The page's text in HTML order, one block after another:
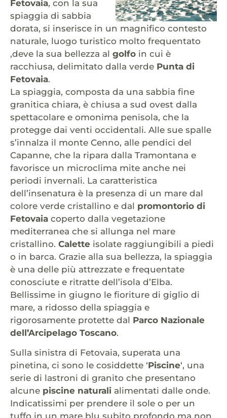
Fetovaia, con la sua
spiaggia di sabbia
dorata, si inserisce in un magnifico contesto
naturale, luogo turistico molto frequentato
,deve la sua bellezza al golfo in cui è
racchiusa, delimitato dalla verde Punta di
Fetovaia.
La spiaggia, composta da una sabbia fine
granitica chiara, è chiusa a sud ovest dalla
spettacolare e omonima penisola, che la
protegge dai venti occidentali. Alle sue spalle
s’innalza il monte Cenno, alle pendici del
Capanne, che la ripara dalla Tramontana e
favorisce un microclima mite anche nei
periodi invernali. La caratteristica
dell’insenatura è la presenza di un mare dal
colore verde cristallino e dal promontorio di
Fetovaia coperto dalla vegetazione
mediterranea che si allunga nel mare
cristallino. Calette isolate raggiungibili a piedi
o in barca. Grazie alla sua bellezza, la spiaggia
è una delle più attrezzate e frequentate
conosciute e ritratte dell’isola d’Elba.
Bellissime in giugno le fioriture di giglio di
mare, a ridosso della spiaggia e
rigorosamente protette dal Parco Nazionale
dell’Arcipelago Toscano.
Sulla sinistra di Fetovaia, superata una
pinetina, ci sono le cosiddette ‘Piscine‘, una
serie di lastroni di granito che presentano
alcune piscine naturali alimentati dalle onde.
Indicatissimi per prendere il sole o per un
tuffo in un mare blu subito profondo ma non